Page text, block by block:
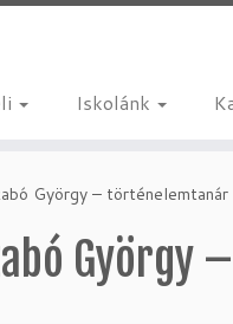
Iskolánk
György – történelemtanár
György